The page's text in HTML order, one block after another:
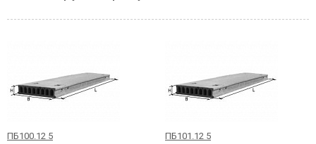
ПБ100.12 5 ПБ101.12 5